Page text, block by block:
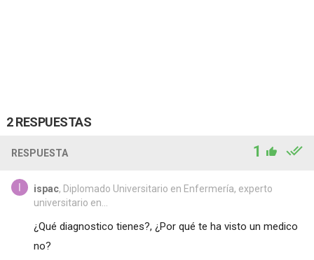
2 RESPUESTAS
RESPUESTA 1
ispac, Diplomado Universitario en Enfermería, experto
universitario en...
¿Qué diagnostico tienes?, ¿Por qué te ha visto un medico
no?